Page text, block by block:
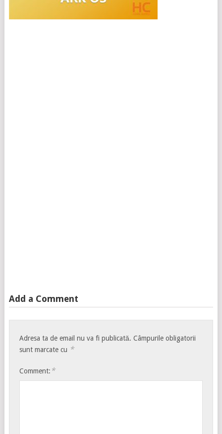
Add a Comment
Adresa ta de email nu va fi publicată. Câmpurile obligatorii
sunt marcate cu *
Comment: *